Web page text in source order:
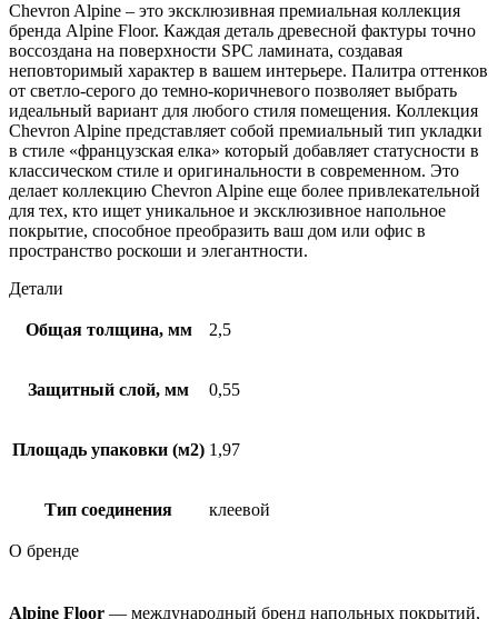
Chevron Alpine – это эксклюзивная премиальная коллекция
бренда Alpine Floor. Каждая деталь древесной фактуры точно
воссоздана на поверхности SPC ламината, создавая
неповторимый характер в вашем интерьере. Палитра оттенков
от светло-серого до темно-коричневого позволяет выбрать
идеальный вариант для любого стиля помещения. Коллекция
Chevron Alpine представляет собой премиальный тип укладки
в стиле «французская елка» который добавляет статусности в
классическом стиле и оригинальности в современном. Это
делает коллекцию Chevron Alpine еще более привлекательной
для тех, кто ищет уникальное и эксклюзивное напольное
покрытие, способное преобразить ваш дом или офис в
пространство роскоши и элегантности.
Детали
Общая толщина, мм 2,5
Защитный слой, мм 0,55
Площадь упаковки (м2) 1,97
Тип соединения клеевой
О бренде
Alpine Floor — международный бренд напольных покрытий,